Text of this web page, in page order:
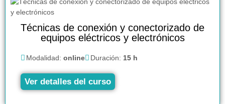
Técnicas de conexión y conectorizado de
equipos eléctricos y electrónicos
Modalidad: online Duración: 15 h
Ver detalles del curso